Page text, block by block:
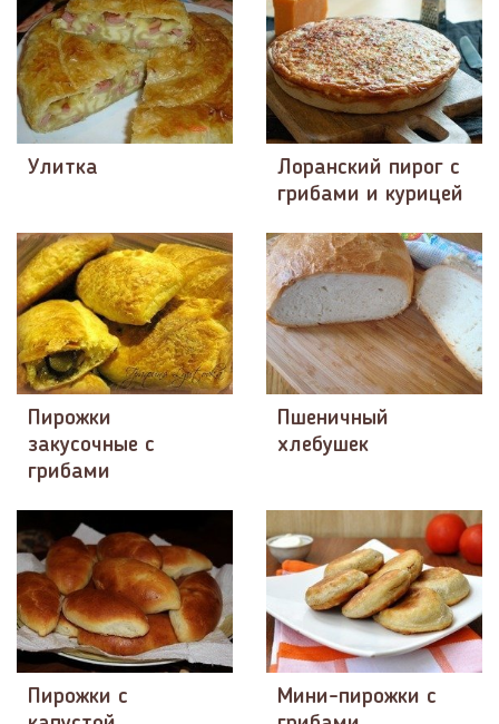
Улитка
Лоранский пирог с
грибами и курицей
Пирожки
закусочные с
грибами
Пшеничный
хлебушек
Пирожки с
Мини-пирожки с